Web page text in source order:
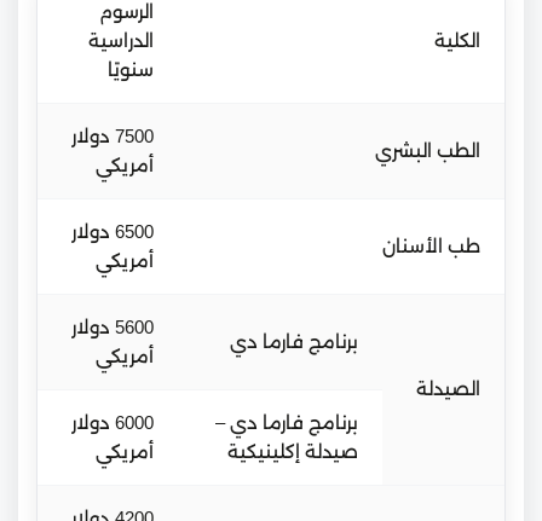
الكلية
الرسوم
الدراسية
سنويًا
الطب البشري
7500 دولار
أمريكي
طب الأسنان
6500 دولار
أمريكي
الصيدلة
برنامج فارما دي
5600 دولار
أمريكي
برنامج فارما دي –
صيدلة إكلينيكية
6000 دولار
أمريكي